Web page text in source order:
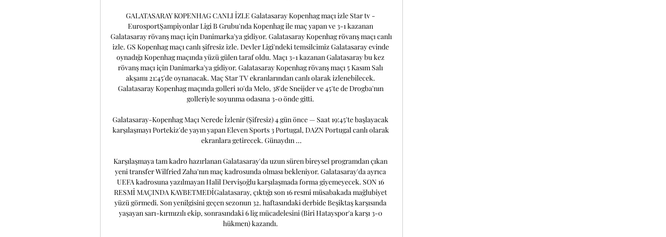
GALATASARAY KOPENHAG CANLI İZLE Galatasaray Kopenhag maçı izle Star tv -
EurosportŞampiyonlar Ligi B Grubu'nda Kopenhag ile maç yapan ve 3-1 kazanan
Galatasaray rövanş maçı için Danimarka'ya gidiyor. Galatasaray Kopenhag rövanş maçı canlı
izle. GS Kopenhag maçı canlı şifresiz izle. Devler Ligi'ndeki temsilcimiz Galatasaray evinde
oynadığı Kopenhag maçında yüzü gülen taraf oldu. Maçı 3-1 kazanan Galatasaray bu kez
rövanş maçı için Danimarka'ya gidiyor. Galatasaray Kopenhag rövanş maçı 5 Kasım Salı
akşamı 21:45'de oynanacak. Maç Star TV ekranlarından canlı olarak izlenebilecek.
Galatasaray Kopenhag maçında golleri 10'da Melo, 38'de Sneijder ve 45'te de Drogba'nın
golleriyle soyunma odasına 3-0 önde gitti.
Galatasaray-Kopenhag Maçı Nerede İzlenir (Şifresiz) 4 gün önce — Saat 19:45'te başlayacak
karşılaşmayı Portekiz'de yayın yapan Eleven Sports 3 Portugal, DAZN Portugal canlı olarak
ekranlara getirecek. Günaydın ...
Karşılaşmaya tam kadro hazırlanan Galatasaray'da uzun süren bireysel programdan çıkan
yeni transfer Wilfried Zaha'nın maç kadrosunda olması bekleniyor. Galatasaray'da ayrıca
UEFA kadrosuna yazılmayan Halil Dervişoğlu karşılaşmada forma giyemeyecek. SON 16
RESMİ MAÇINDA KAYBETMEDİGalatasaray, çıktığı son 16 resmi müsabakada mağlubiyet
yüzü görmedi. Son yenilgisini geçen sezonun 32. haftasındaki derbide Beşiktaş karşısında
yaşayan sarı-kırmızılı ekip, sonrasındaki 6 lig mücadelesini (Biri Hatayspor'a karşı 3-0
hükmen) kazandı.